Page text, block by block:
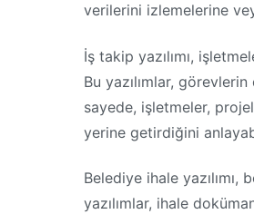
verilerini izlemelerine
İş takip yazılımı,
Bu yazılımlar,
sayede, işletmeler,
yerine getirdiğini
Belediye ihale
yazılımlar, ihale